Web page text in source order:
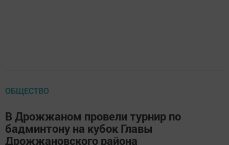
ОБЩЕСТВО
В Дрожжаном провели турнир по
бадминтону на кубок Главы
Дрожжановского района